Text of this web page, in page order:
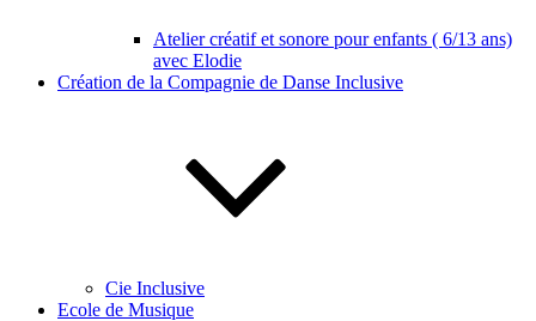
Atelier créatif et sonore pour enfants ( 6/13 ans)
avec Elodie
Création de la Compagnie de Danse Inclusive
Cie Inclusive
Ecole de Musique